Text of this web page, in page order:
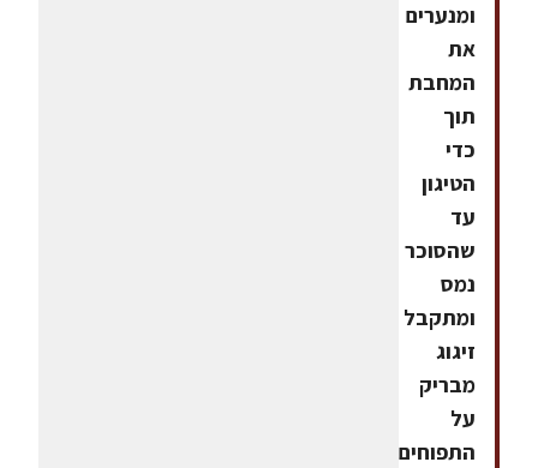
ומנערים
את
המחבת
תוך
כדי
הטיגון
עד
שהסוכר
נמס
ומתקבל
זיגוג
מבריק
על
התפוחים,